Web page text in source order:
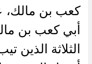
كعب بن مالك،
أبي كعب بن
الثلاثة الذين